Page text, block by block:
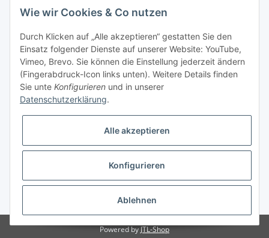
Vertrag widerrufen
* Alle Preise inkl. gesetzlicher USt., zzgl.Versand
Powered byJTL-Shop
Wie wir Cookies & Co nutzen
Durch Klicken auf „Alle akzeptieren“ gestatten Sie den
Einsatz folgender Dienste auf unserer Website: YouTube,
Vimeo, Brevo. Sie können die Einstellung jederzeit ändern
(Fingerabdruck-Icon links unten). Weitere Details finden
Sie unte Konfigurieren und in unserer
Datenschutzerklärung.
Alle akzeptieren
Konfigurieren
Ablehnen